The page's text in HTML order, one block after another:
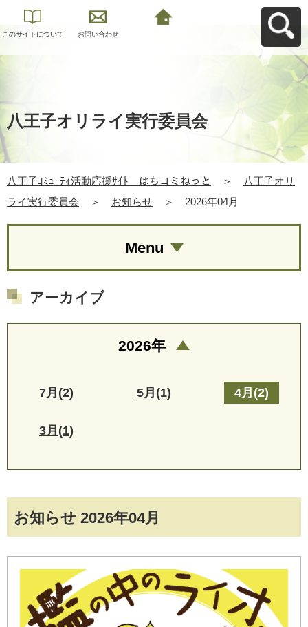
このサイトについて お問い合わせ
八王子オリライ実行委員会
八王子ｺﾐｭﾆﾃｨ活動応援ｻｲﾄ はちコミねっと ＞
八王子オリ
ライ実行委員会
＞ お知らせ ＞ 2026年04月
お知らせ 2026年04月
Menu
アーカイブ
2026年
7月(2) 5月(1) 4月(2)
3月(1)